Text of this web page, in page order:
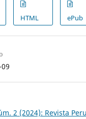
HTML ePub
2 (2024): Revista